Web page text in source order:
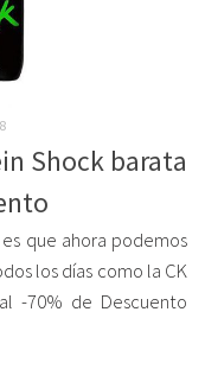
Shock barata
es que ahora podemos
los días como la CK
-70% de Descuento